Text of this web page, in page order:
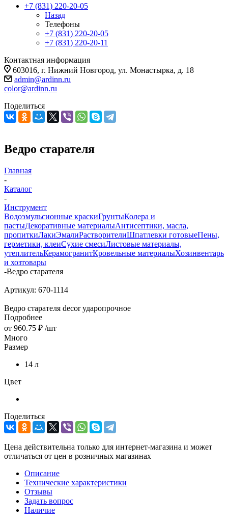
+7 (831) 220-20-05
Назад
Телефоны
+7 (831) 220-20-05
+7 (831) 220-20-11
Контактная информация
603016, г. Нижний Новгород, ул. Монастырка, д. 18
admin@ardinn.ru
color@ardinn.ru
Поделиться
Ведро cтарателя
Главная
-
Каталог
-
Инструмент
Водоэмульсионные краскиГрунтыКолера и
пастыДекоративные материалыАнтисептики, масла,
пропиткиЛакиЭмалиРастворителиШпатлевки готовыеПены,
герметики, клеиСухие смесиЛистовые материалы,
утеплительКерамогранитКровельные материалыХозинвентарь
и хозтовары
-Ведро cтарателя
Артикул: 670-1114
Ведро cтарателя decor ударопрочное
Подробнее
от 960.75 ₽ /шт
Много
Размер
14 л
Цвет
Поделиться
Цена действительна только для интернет-магазина и может
отличаться от цен в розничных магазинах
Описание
Технические характеристики
Отзывы
Задать вопрос
Наличие